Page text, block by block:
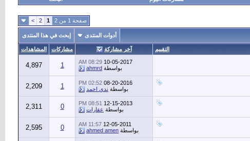
صفحة 1 من 2 1
2
>
أدوات المنتدى إبحث في هذا المنتدى
التقييم آخر مشاركة مشاركات المشاهدات
10-05-2017
08:29 AM
بواسطة ahmrd
1
4,897
08-20-2016
02:52 PM
بواسطة ندي احمد 1
2,209
12-15-2013
08:51 PM
بواسطة عقارات 0
2,311
12-05-2011
11:57 AM
بواسطة ahmed amen
0
2,595